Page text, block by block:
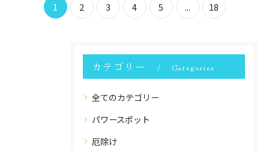
1 2 3 4 5 ... 18
カテゴリー Categories
全てのカテゴリー
パワースポット
厄除け